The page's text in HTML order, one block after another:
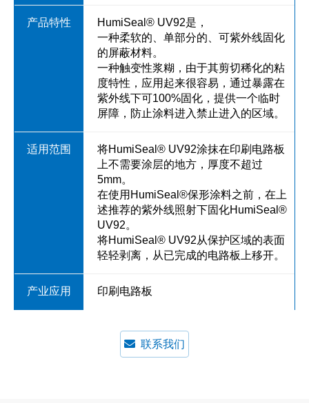
HumiSeal® UV92是，
一种柔软的、单部分的、可紫外线固化
的屏蔽材料。
一种触变性浆糊，由于其剪切稀化的粘
度特性，应用起来很容易，通过暴露在
紫外线下可100%固化，提供一个临时
屏障，防止涂料进入禁止进入的区域。
将HumiSeal® UV92涂抹在印刷电路板
上不需要涂层的地方，厚度不超过
5mm。
在使用HumiSeal®保形涂料之前，在上
述推荐的紫外线照射下固化HumiSeal®
UV92。
将HumiSeal® UV92从保护区域的表面
轻轻剥离，从已完成的电路板上移开。
印刷电路板
联系我们